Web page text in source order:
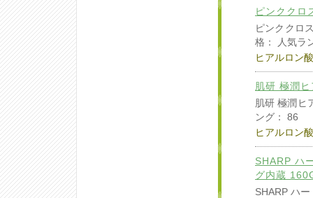
ピンククロ
ピンククロ
格： 人気ラ
ヒアルロン
肌研 極潤
肌研 極潤ヒ
ング： 86
ヒアルロン
SHARP ハ
グ内蔵
SHARP ハ